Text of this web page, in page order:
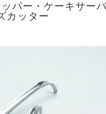
パー・ケーキサー
カッター